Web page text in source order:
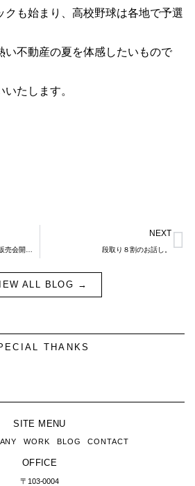
クも始まり、高校野球は各地で予選
い不動産の夏を体感したいもので
たします。
NEXT
段取り８割のお話し。
ALL BLOG →
THANKS
SITE MENU
WORK BLOG CONTACT
OFFICE
〒103-0004